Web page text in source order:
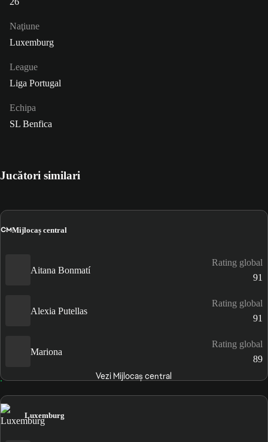
Naţiune
Luxemburg
League
Liga Portugal
Echipa
SL Benfica
Jucători similari
CMMijlocaș central
Aitana Bonmatí
Rating global
91
Alexia Putellas
Rating global
91
Mariona
Rating global
89
Vezi Mijlocaș central
Luxemburg